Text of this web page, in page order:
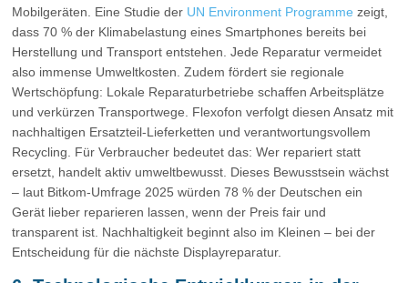
Mobilgeräten. Eine Studie der UN Environment Programme zeigt,
dass 70 % der Klimabelastung eines Smartphones bereits bei
Herstellung und Transport entstehen. Jede Reparatur vermeidet
also immense Umweltkosten. Zudem fördert sie regionale
Wertschöpfung: Lokale Reparaturbetriebe schaffen Arbeitsplätze
und verkürzen Transportwege. Flexofon verfolgt diesen Ansatz mit
nachhaltigen Ersatzteil-Lieferketten und verantwortungsvollem
Recycling. Für Verbraucher bedeutet das: Wer repariert statt
ersetzt, handelt aktiv umweltbewusst. Dieses Bewusstsein wächst
– laut Bitkom-Umfrage 2025 würden 78 % der Deutschen ein
Gerät lieber reparieren lassen, wenn der Preis fair und
transparent ist. Nachhaltigkeit beginnt also im Kleinen – bei der
Entscheidung für die nächste Displayreparatur.